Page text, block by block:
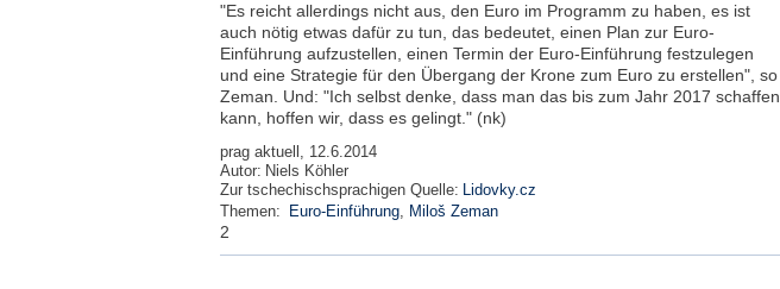
"Es reicht allerdings nicht aus, den Euro im Programm zu haben, es ist
auch nötig etwas dafür zu tun, das bedeutet, einen Plan zur Euro-
Einführung aufzustellen, einen Termin der Euro-Einführung festzulegen
und eine Strategie für den Übergang der Krone zum Euro zu erstellen", so
Zeman. Und: "Ich selbst denke, dass man das bis zum Jahr 2017 schaffen
kann, hoffen wir, dass es gelingt." (nk)
prag aktuell, 12.6.2014
Autor: Niels Köhler
Zur tschechischsprachigen Quelle:
Lidovky.cz
Themen:
Euro-Einführung, Miloš Zeman
2